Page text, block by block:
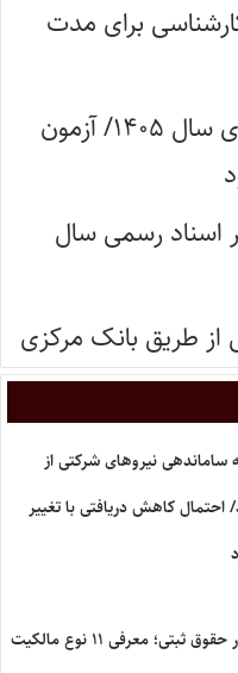
برای مدت
آغاز ثبت‌نام آزمون دفتریاری سال ۱۴۰۵/ آزمون
اسناد رسمی سال
طریق بانک مرکزی
ساماندهی نیروهای شرکتی از
کاهش دریافتی با تغییر
انواع مالکیت املاک در حقوق ثبتی؛ معرفی ۱۱ نوع مالکیت